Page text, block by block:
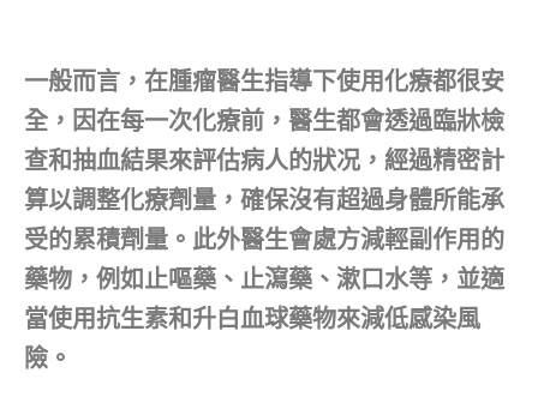
一般而言，在腫瘤醫生指導下使用化療都很安
全，因在每一次化療前，醫生都會透過臨牀檢
查和抽血結果來評估病人的狀况，經過精密計
算以調整化療劑量，確保沒有超過身體所能承
受的累積劑量。此外醫生會處方減輕副作用的
藥物，例如止嘔藥、止瀉藥、漱口水等，並適
當使用抗生素和升白血球藥物來減低感染風
險。